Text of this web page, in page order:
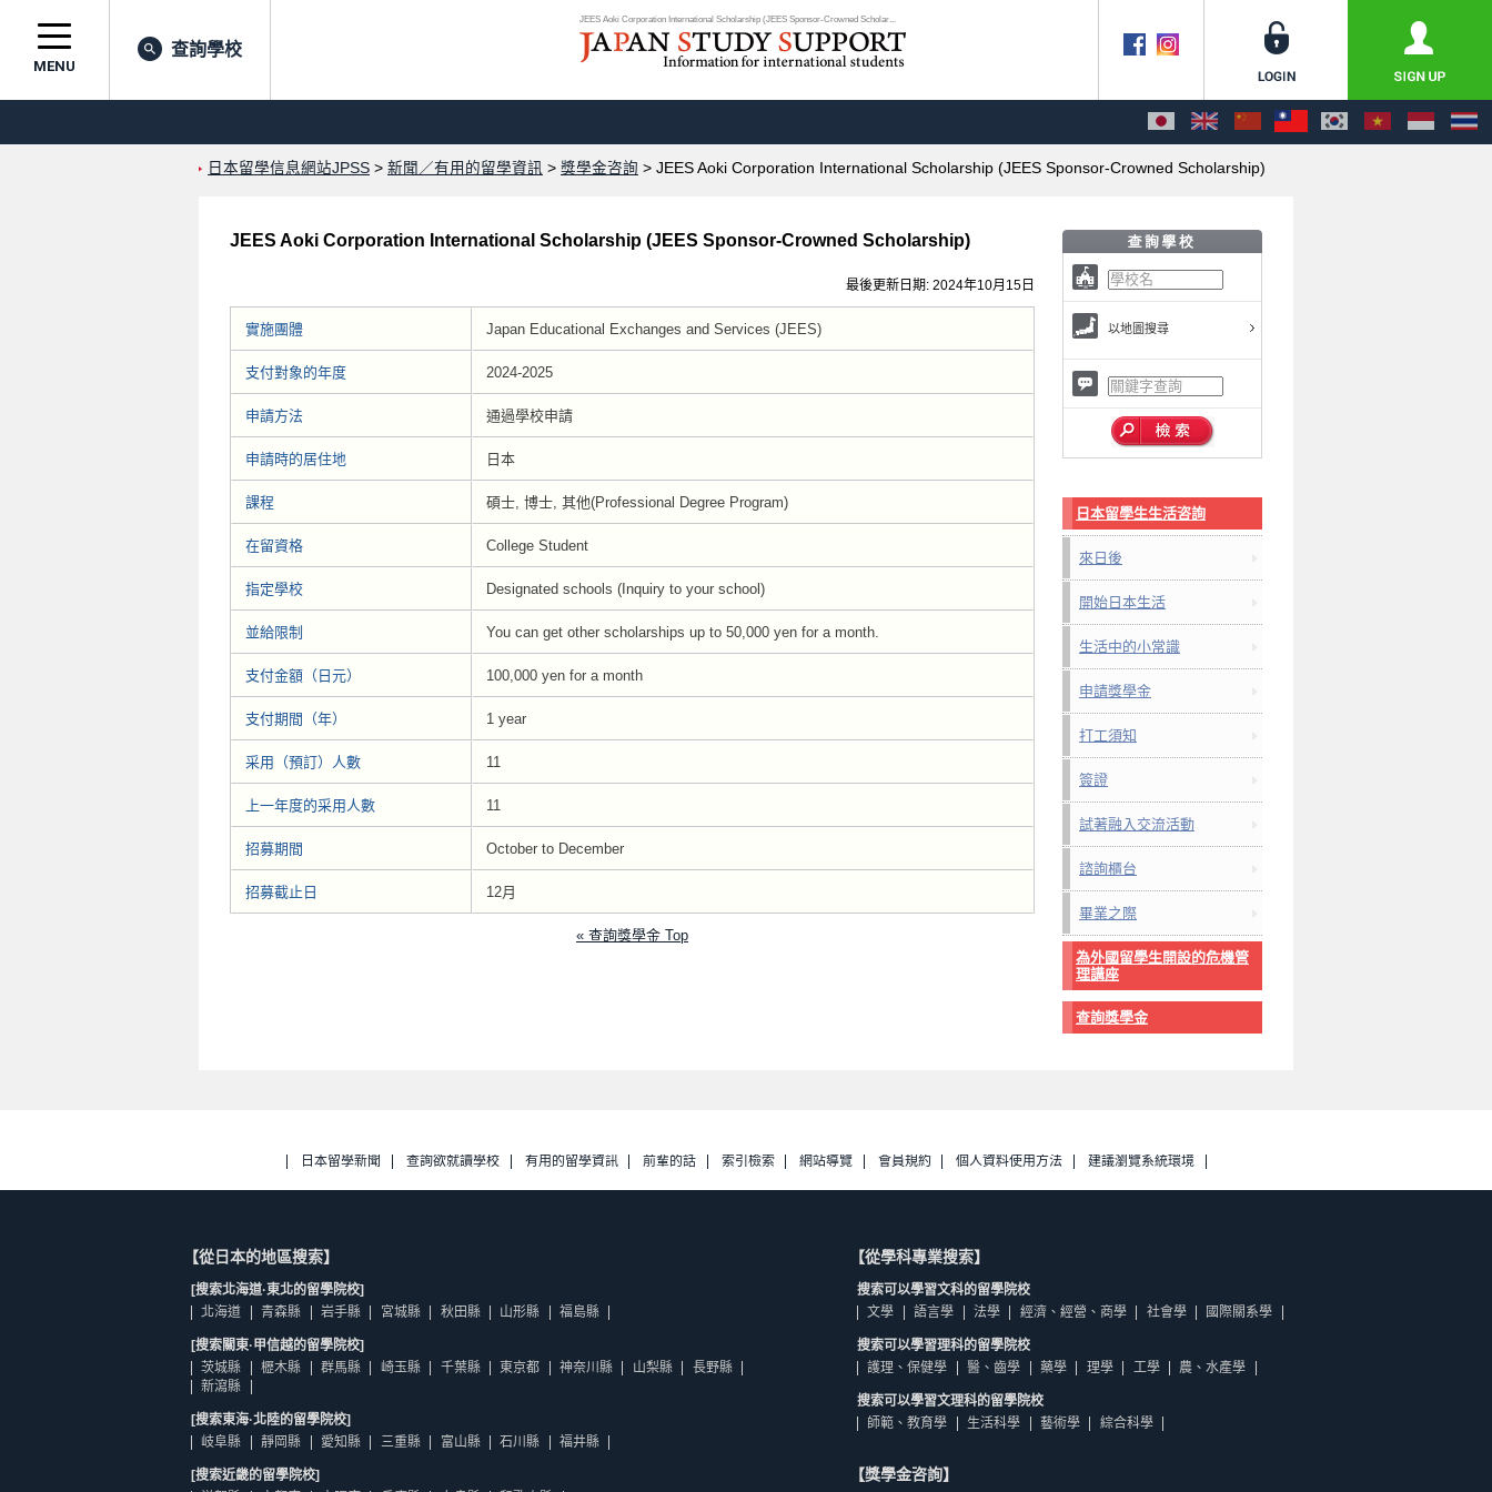
JEES Aoki Corporation International Scholarship (JEES Sponsor-Crowned Scholar...
MENU
查詢學校
日本留學信息網站JPSS > 新聞／有用的留學資訊 > 獎學金咨詢 > JEES Aoki Corporation International Scholarship (JEES Sponsor-Crowned Scholarship)
JEES Aoki Corporation International Scholarship (JEES Sponsor-Crowned Scholarship)
最後更新日期: 2024年10月15日
實施團體 Japan Educational Exchanges and Services (JEES)
支付對象的年度 2024-2025
申請方法 通過學校申請
申請時的居住地 日本
課程 碩士, 博士, 其他(Professional Degree Program)
在留資格 College Student
指定學校 Designated schools (Inquiry to your school)
並給限制 You can get other scholarships up to 50,000 yen for a month.
支付金額（日元） 100,000 yen for a month
支付期間（年） 1 year
采用（預訂）人數 11
上一年度的采用人數 11
招募期間 October to December
招募截止日 12月
« 查詢獎學金 Top
以地圖搜尋
日本留學生生活咨詢
來日後
開始日本生活
生活中的小常識
申請獎學金
打工須知
簽證
試著融入交流活動
諮詢櫃台
畢業之際
為外國留學生開設的危機管
理講座
查詢獎學金
日本留學新聞 查詢欲就讀學校 有用的留學資訊 前輩的話 索引檢索 網站導覽 會員規約 個人資料使用方法 建議瀏覽系統環境
【從日本的地區搜索】
[搜索北海道·東北的留學院校]
北海道
青森縣 岩手縣 宮城縣 秋田縣 山形縣 福島縣
[搜索關東·甲信越的留學院校]
茨城縣
櫪木縣 群馬縣 崎玉縣 千葉縣 東京都 神奈川縣 山梨縣
長野縣
新瀉縣
[搜索東海·北陸的留學院校]
岐阜縣
靜岡縣 愛知縣 三重縣 富山縣 石川縣 福井縣
[搜索近畿的留學院校]
【從學科專業搜索】
搜索可以學習文科的留學院校
文學
語言學 法學 經濟、經營、商學 社會學 國際關系學
搜索可以學習理科的留學院校
護理、保健學
醫、齒學 藥學 理學 工學 農、水產學
搜索可以學習文理科的留學院校
師範、教育學
生活科學 藝術學 綜合科學
【獎學金咨詢】